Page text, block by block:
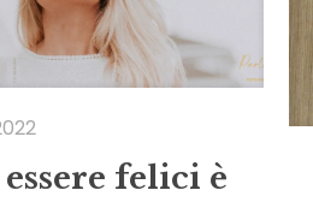
felici è